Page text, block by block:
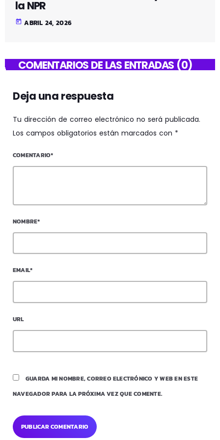
la NPR
today ABRIL 24, 2026
COMENTARIOS DE LAS ENTRADAS (0)
Deja una respuesta
Tu dirección de correo electrónico no será publicada.
Los campos obligatorios están marcados con *
COMENTARIO*
NOMBRE*
EMAIL*
URL
GUARDA MI NOMBRE, CORREO ELECTRÓNICO Y WEB EN ESTE
NAVEGADOR PARA LA PRÓXIMA VEZ QUE COMENTE.